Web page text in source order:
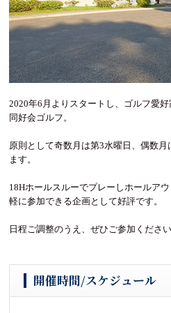
2020年6月よりスタートし、ゴルフ愛
同好会ゴルフ。
原則として奇数月は第3水曜日、偶数
ます。
18Hホールスルーでプレーしホールア
軽に参加できる企画として好評です。
日程ご調整のうえ、ぜひご参加ください
開催時間/スケジュール